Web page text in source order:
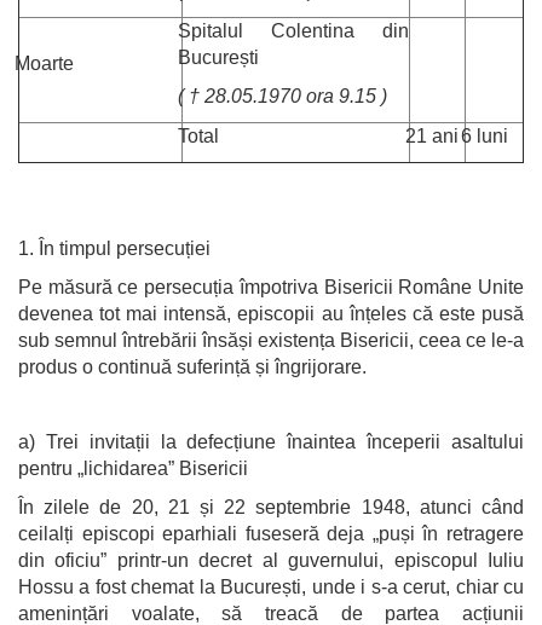
Moarte
Spitalul Colentina din
București
( † 28.05.1970 ora 9.15 )
Total
21 ani6 luni
1. În timpul persecuției
Pe măsură ce persecuția împotriva Bisericii Române Unite
devenea tot mai intensă, episcopii au înțeles că este pusă
sub semnul întrebării însăși existența Bisericii, ceea ce le-a
produs o continuă suferință și îngrijorare.
a) Trei invitații la defecțiune înaintea începerii asaltului
pentru „lichidarea” Bisericii
În zilele de 20, 21 și 22 septembrie 1948, atunci când
ceilalți episcopi eparhiali fuseseră deja „puși în retragere
din oficiu” printr-un decret al guvernului, episcopul Iuliu
Hossu a fost chemat la București, unde i s-a cerut, chiar cu
amenințări voalate, să treacă de partea acțiunii